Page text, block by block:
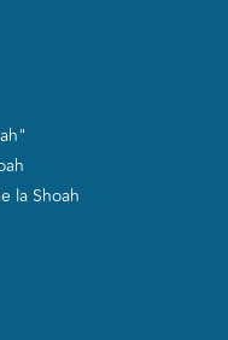
la Shoah